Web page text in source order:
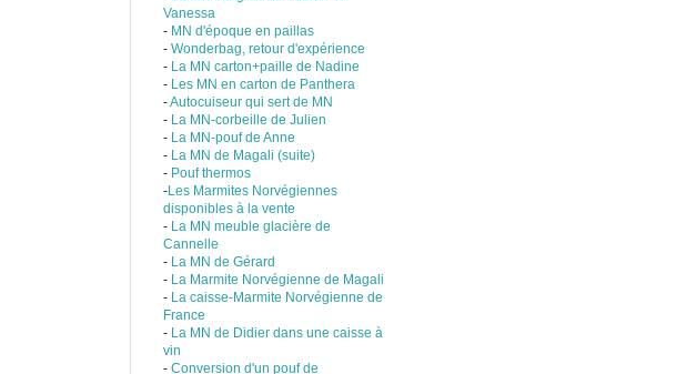
Vanessa
- MN d'époque en paillas
- Wonderbag, retour d'expérience
- La MN carton+paille de Nadine
- Les MN en carton de Panthera
-Autocuiseur qui sert de MN
- La MN-corbeille de Julien
- La MN-pouf de Anne
- La MN de Magali (suite)
- Pouf thermos
-Les Marmites Norvégiennes
disponibles à la vente
- La MN meuble glacière de
Cannelle
- La MN de Gérard
- La Marmite Norvégienne de Magali
- La caisse-Marmite Norvégienne de
France
- La MN de Didier dans une caisse à
vin
- Conversion d'un pouf de